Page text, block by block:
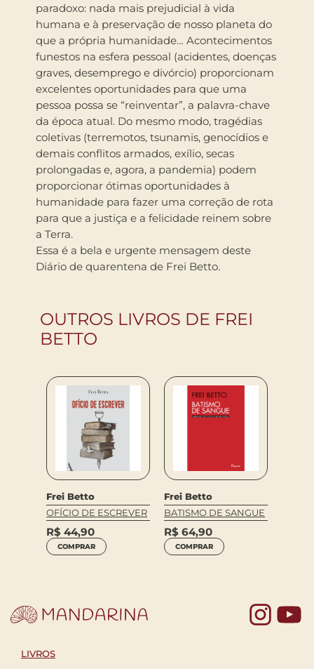
paradoxo: nada mais prejudicial à vida
humana e à preservação de nosso planeta do
que a própria humanidade… Acontecimentos
funestos na esfera pessoal (acidentes, doenças
graves, desemprego e divórcio) proporcionam
excelentes oportunidades para que uma
pessoa possa se “reinventar”, a palavra-chave
da época atual. Do mesmo modo, tragédias
coletivas (terremotos, tsunamis, genocídios e
demais conflitos armados, exílio, secas
prolongadas e, agora, a pandemia) podem
proporcionar ótimas oportunidades à
humanidade para fazer uma correção de rota
para que a justiça e a felicidade reinem sobre
a Terra.
Essa é a bela e urgente mensagem deste
Diário de quarentena de Frei Betto.
OUTROS LIVROS DE FREI
BETTO
Frei Betto
OFÍCIO DE ESCREVER
R$ 44,90
COMPRAR
Frei Betto
BATISMO DE SANGUE
R$ 64,90
COMPRAR
LIVROS